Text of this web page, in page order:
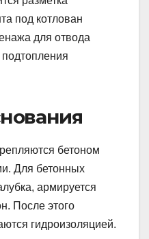
под котлован
для отвода
бетоном
Для бетонных
армируется
После этого
гидроизоляцией.